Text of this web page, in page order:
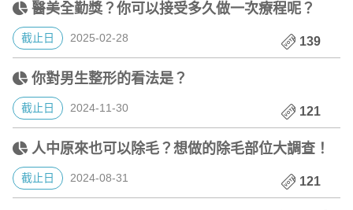
醫美全勤獎？你可以接受多久做一次療程呢？
截止日 2025-02-28 139
你對男生整形的看法是？
截止日 2024-11-30 121
人中原來也可以除毛？想做的除毛部位大調查！
截止日 2024-08-31 121